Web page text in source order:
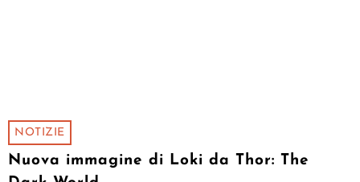
NOTIZIE
Nuova immagine di Loki da Thor: The